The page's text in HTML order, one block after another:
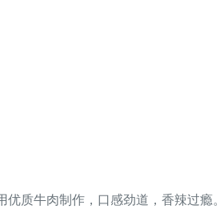
质牛肉制作，口感劲道，香辣过瘾。